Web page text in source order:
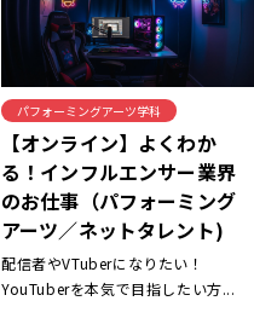
パフォーミングアーツ学科
【オンライン】よくわか
る！インフルエンサー業界
のお仕事（パフォーミング
アーツ／ネットタレント)
配信者やVTuberになりたい！
YouTuberを本気で目指したい方...